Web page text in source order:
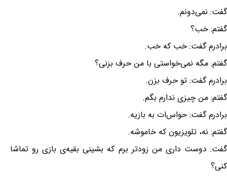
گفت: نمی‌دونم.
گفتم: خب؟
برادرم گفت: خب که خب.
گفتم: مگه نمی‌خواستی با من حرف بزنی؟
برادرم گفت: تو حرف بزن.
گفتم: من چیزی ندارم بگم.
برادرم گفت: حواس‌ات به بازیه.
گفتم: نه، تلویزیون که خاموشه.
گفت: دوست داری من زودتر برم که بشینی بقیه‌ی بازی رو تماشا
کنی؟